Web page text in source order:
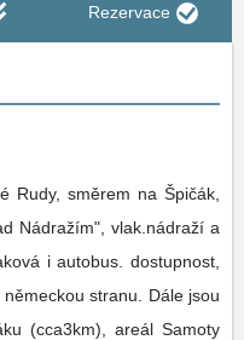
Rezervace
Rudy, směrem na Špičák,
Nádražím", vlak.nádraží a
i autobus. dostupnost,
stranu. Dále jsou
(cca3km), areál Samoty